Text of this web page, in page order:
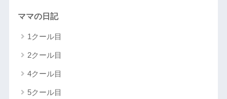
ママの日記
1クール目
2クール目
4クール目
5クール目